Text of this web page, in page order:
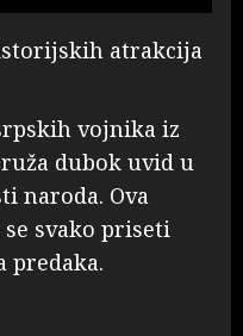
atrakcija
vojnika iz
dubok uvid u
naroda. Ova
svako priseti
predaka.